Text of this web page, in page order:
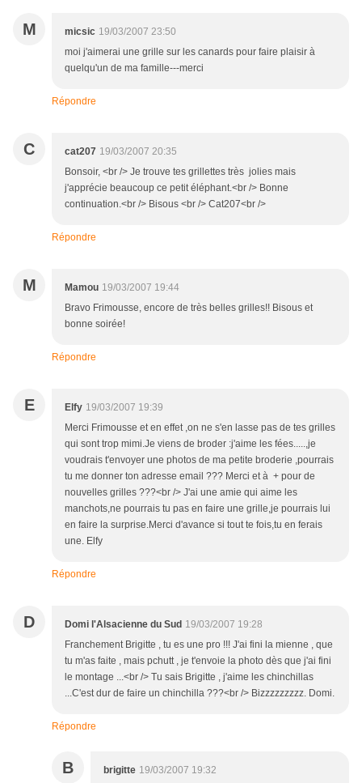
M micsic 19/03/2007 23:50
moi j'aimerai une grille sur les canards pour faire plaisir à
quelqu'un de ma famille---merci
Répondre
C cat207 19/03/2007 20:35
Bonsoir, <br /> Je trouve tes grillettes très jolies mais
j'apprécie beaucoup ce petit éléphant.<br /> Bonne
continuation.<br /> Bisous <br /> Cat207<br />
Répondre
M Mamou 19/03/2007 19:44
Bravo Frimousse, encore de très belles grilles!! Bisous et
bonne soirée!
Répondre
E Elfy 19/03/2007 19:39
Merci Frimousse et en effet ,on ne s'en lasse pas de tes grilles
qui sont trop mimi.Je viens de broder :j'aime les fées.....,je
voudrais t'envoyer une photos de ma petite broderie ,pourrais
tu me donner ton adresse email ??? Merci et à + pour de
nouvelles grilles ???<br /> J'ai une amie qui aime les
manchots,ne pourrais tu pas en faire une grille,je pourrais lui
en faire la surprise.Merci d'avance si tout te fois,tu en ferais
une. Elfy
Répondre
D Domi l'Alsacienne du Sud 19/03/2007 19:28
Franchement Brigitte , tu es une pro !!! J'ai fini la mienne , que
tu m'as faite , mais pchutt , je t'envoie la photo dès que j'ai fini
le montage ...<br /> Tu sais Brigitte , j'aime les chinchillas
...C'est dur de faire un chinchilla ???<br /> Bizzzzzzzzz. Domi.
Répondre
B brigitte 19/03/2007 19:32